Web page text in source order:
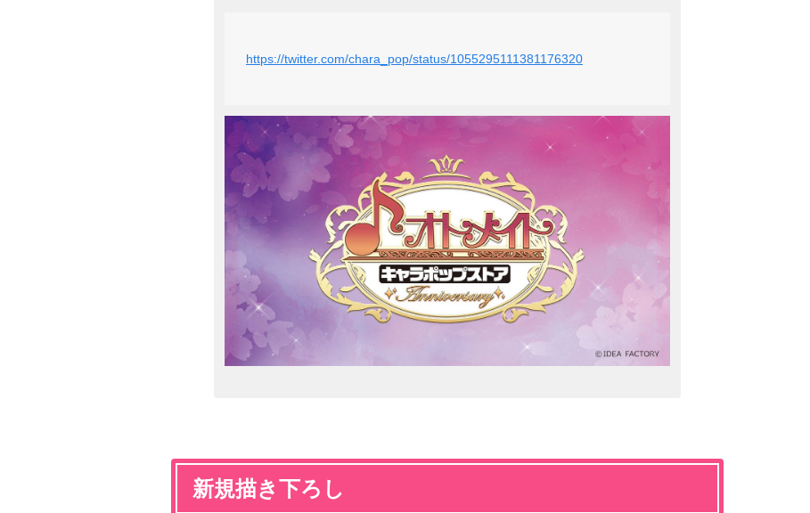
https://twitter.com/chara_pop/status/1055295111381176320
新規描き下ろし